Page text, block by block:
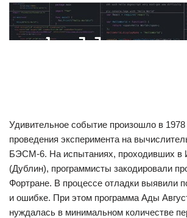
Удивительное событие произошло в 1978
проведения эксперимента на
БЭСМ-6. На испытаниях, проходивших в
(Дублин), программисты закодировали
Фортране. В процессе отладки выявили
и ошибке. При этом программа Ады
нуждалась в минимальном количестве